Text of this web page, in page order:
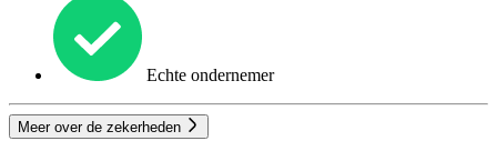
Echte ondernemer
Meer over de zekerheden